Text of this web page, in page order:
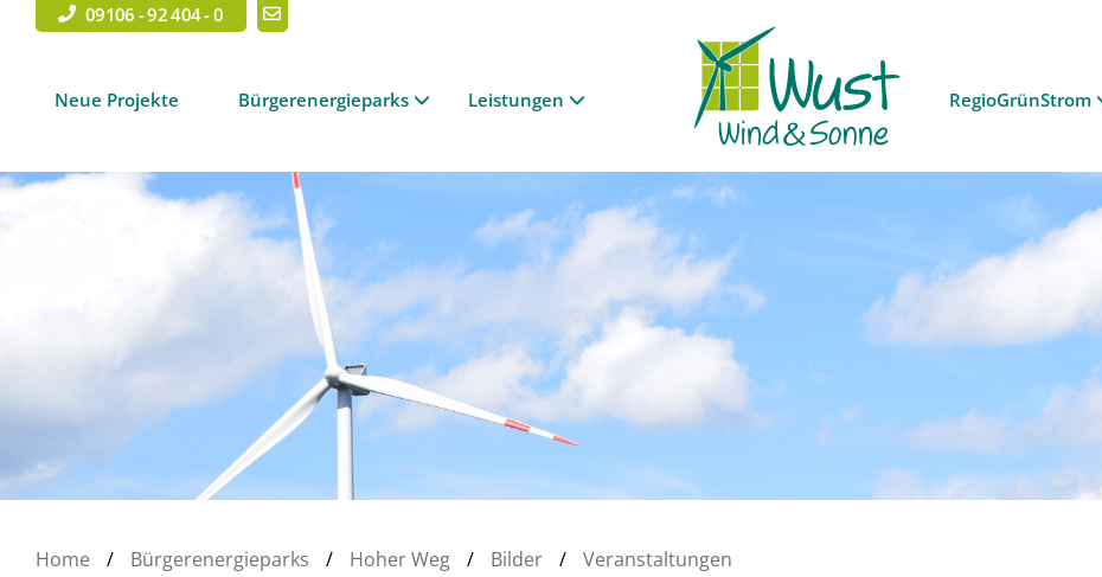
09106 - 92 404 - 0
Neue Projekte Bürgerenergieparks Leistungen RegioGrünStrom
Home / Bürgerenergieparks / Hoher Weg / Bilder / Veranstaltungen